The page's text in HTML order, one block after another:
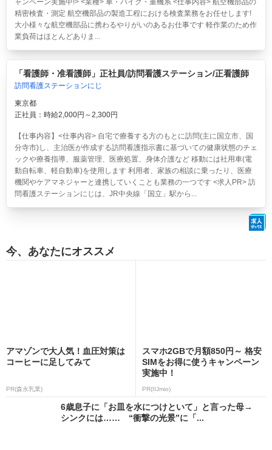
精密検査・測定 航空機部品の製造工程における検査業務をお任せします!
大小様々な航空機部品に携わるやりがいのあるお仕事です 軽作業のため作
業負荷はほとんどありま...
「看護師・准看護師」正社員/訪問看護ステーション/正看護師
訪問看護ステーションにじ
東京都
正社員：時給2,000円～2,300円
【仕事内容】<仕事内容> 自宅で療養する方のもとに訪問(主に国立市、国
分寺市)し、主治医が作成する訪問看護指示書に基づいての健康状態のチェ
ックや療養指導、服薬管理、医療処置、身体介護など 移動には社用車(電
動自転車、軽自動車)を使用します 利用者、家族の相談に乗ったり、医療
機関やケアマネジャーと連携していくことも業務の一つです <求人PR> 訪
問看護ステーションにじは、JR中央線「国立」駅から...
今、あなたにオススメ
アマゾンで大人気！血圧対策は
コーヒーに足してみて
PR(森永乳業)
スマホ2GBで月額850円～ 格安
SIMをお得に使うキャンペーン
実施中！
PR(IIJmio)
6歳息子に「お皿を水につけといて」と言った母→
シンクには…… “衝撃の光景”に「...